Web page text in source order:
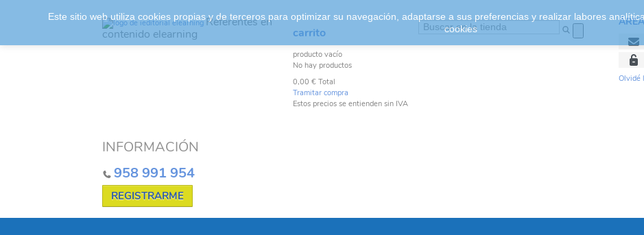
Referentes en
contenido elearning
carrito
producto vacío
No hay productos
0,00 € Total
Tramitar compra
Estos precios se entienden sin IVA
Olvidé
INFORMACIÓN
958 991 954
REGISTRARME
Este sitio web utiliza cookies propias y de terceros para optimizar su navegación, adaptarse a sus preferencias y realizar labores
cookies